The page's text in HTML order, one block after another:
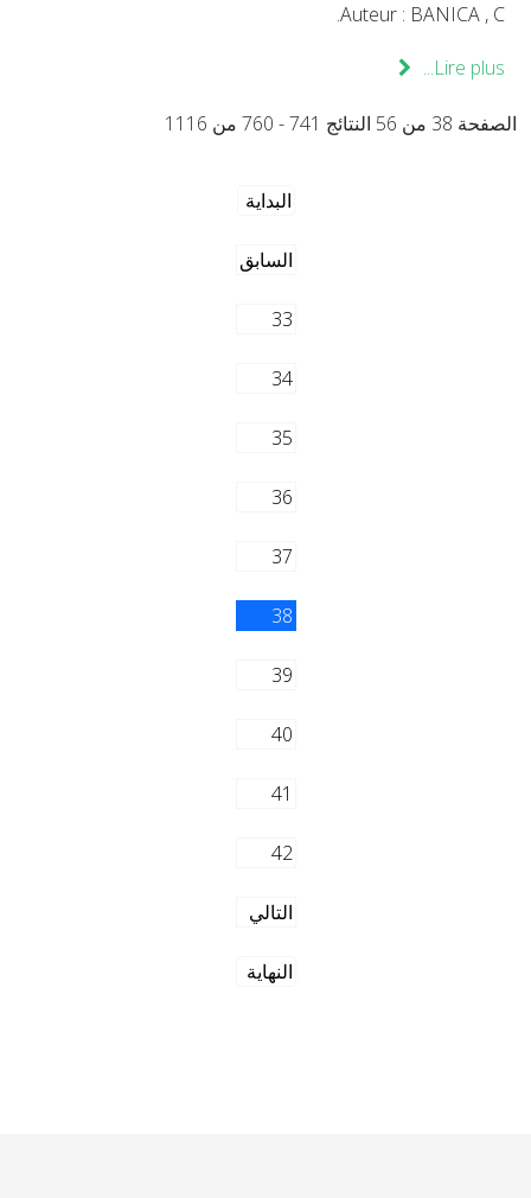
Auteur : BANICA , C.
Lire plus...
الصفحة 38 من 56 النتائج 741 - 760 من 1116
البداية
السابق
33
34
35
36
37
38
39
40
41
42
التالي
النهاية